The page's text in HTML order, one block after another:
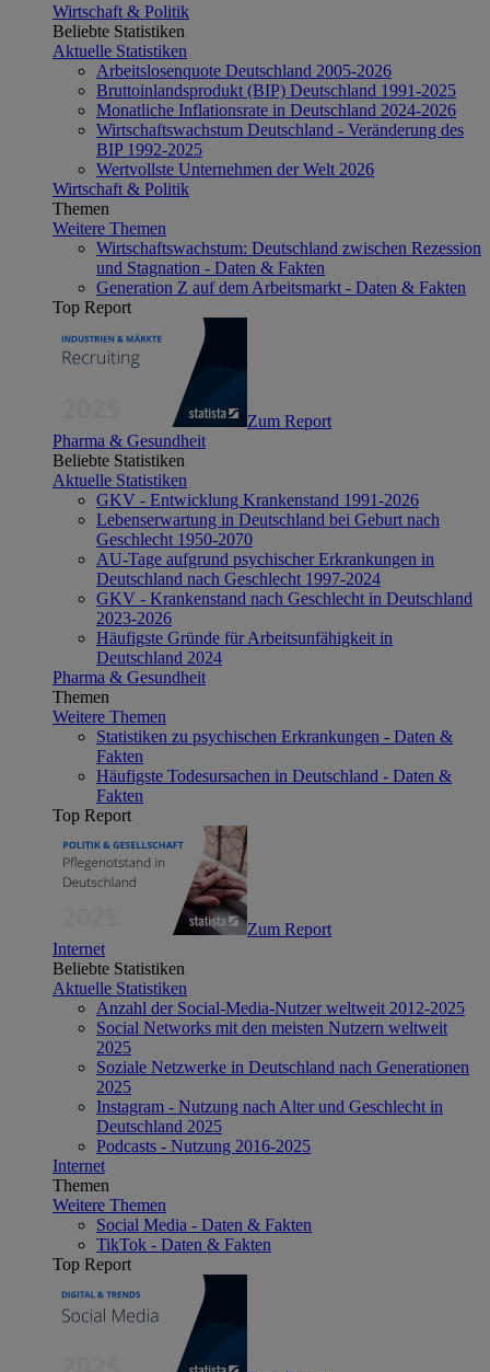
Wirtschaft & Politik
Beliebte Statistiken
Aktuelle Statistiken
Arbeitslosenquote Deutschland 2005-2026
Bruttoinlandsprodukt (BIP) Deutschland 1991-2025
Monatliche Inflationsrate in Deutschland 2024-2026
Wirtschaftswachstum Deutschland - Veränderung des
BIP 1992-2025
Wertvollste Unternehmen der Welt 2026
Wirtschaft & Politik
Themen
Weitere Themen
Wirtschaftswachstum: Deutschland zwischen Rezession
und Stagnation - Daten & Fakten
Generation Z auf dem Arbeitsmarkt - Daten & Fakten
Top Report
Zum Report
Pharma & Gesundheit
Beliebte Statistiken
Aktuelle Statistiken
GKV - Entwicklung Krankenstand 1991-2026
Lebenserwartung in Deutschland bei Geburt nach
Geschlecht 1950-2070
AU-Tage aufgrund psychischer Erkrankungen in
Deutschland nach Geschlecht 1997-2024
GKV - Krankenstand nach Geschlecht in Deutschland
2023-2026
Häufigste Gründe für Arbeitsunfähigkeit in
Deutschland 2024
Pharma & Gesundheit
Themen
Weitere Themen
Statistiken zu psychischen Erkrankungen - Daten &
Fakten
Häufigste Todesursachen in Deutschland - Daten &
Fakten
Top Report
Zum Report
Internet
Beliebte Statistiken
Aktuelle Statistiken
Anzahl der Social-Media-Nutzer weltweit 2012-2025
Social Networks mit den meisten Nutzern weltweit
2025
Soziale Netzwerke in Deutschland nach Generationen
2025
Instagram - Nutzung nach Alter und Geschlecht in
Deutschland 2025
Podcasts - Nutzung 2016-2025
Internet
Themen
Weitere Themen
Social Media - Daten & Fakten
TikTok - Daten & Fakten
Top Report